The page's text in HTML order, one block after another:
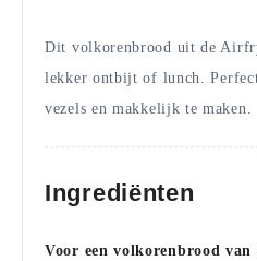
Dit volkorenbrood uit de
lekker ontbijt of lunch.
vezels en makkelijk te maken.
Ingrediënten
Voor een volkorenbrood van